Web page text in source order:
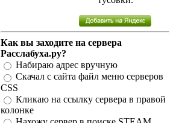
Как вы заходите на сервера
Расслабуха.ру?
Набираю адрес вручную
Скачал с сайта файл меню серверов
CSS
Кликаю на ссылку сервера в правой
колонке